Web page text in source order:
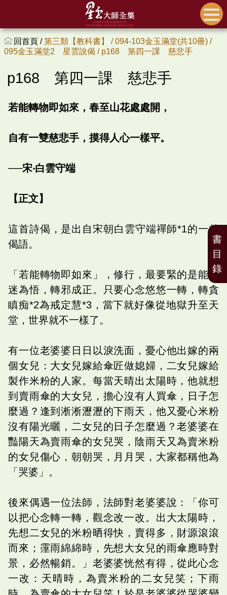
回首頁 /第三類【教科書】 /094-103金玉滿堂(共10冊) /
095金玉滿堂2 星雲說偈 / p168 第四一課 慈悲手
p168 第四一課 慈悲手
若能轉物即如來，春至山花處處開，
自有一雙慈悲手，摸得人心一樣平。
──宋‧白雲守端
【正文】
這首詩偈，是出自宋朝白雲守端禪師*1的一首
偈語。
「若能轉物即如來」，修行，最要緊的是能轉
迷為悟，轉邪成正。只要心念悠悠一轉，轉貪
瞋痴*2為戒定慧*3，當下就好像從地獄升至天
堂，世界就不一樣了。
有一位老婆婆日日以淚洗面，憂心他出嫁的兩
個女兒：大女兒嫁給傘匠做媳婦，二女兒嫁給
製作米粉的人家。每當天晴出太陽時，他就想
到賣雨傘的大女兒，擔心沒有人買傘，日子怎
麼過？逢到淅淅瀝瀝的下雨天，他又憂心米粉
沒有陽光曬，二女兒的日子怎麼過？老婆婆在
豔陽天為賣雨傘的女兒哭，陰雨天又為賣米粉
的女兒傷心，朝朝哭，月月哭，大家都稱他為
「哭婆」。
後來偶遇一位法師，法師對老婆婆說：「你可
以把心念轉一轉，觀念改一改。出大太陽時，
先想二女兒的米粉晒得快，賣得多，財源滾滾
而來；霪雨綿綿時，先想大女兒的雨傘應時對
景，必然暢銷。」老婆婆恍然有得，從此心念
一改：天晴時，為賣米粉的二女兒笑；下雨
書
目
錄